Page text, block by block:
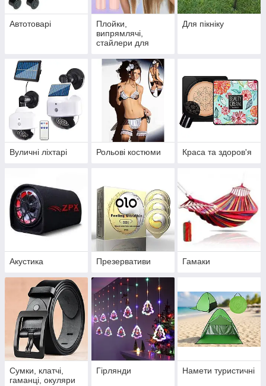
Автотоварі
Плойки,
випрямлячі,
стайлери для
волосся
Для пікніку
Вуличні ліхтарі Рольові костюми Краса та здоров'я
Акустика Презервативи Гамаки
Сумки, клатчі,
гаманці, окуляри
Гірлянди Намети туристичні